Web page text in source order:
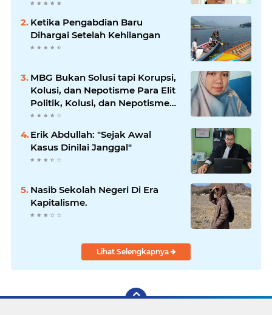
Mitigasi dan Penanganan
Bencana
Ketika Pengabdian Baru
Dihargai Setelah Kehilangan
MBG Bukan Solusi tapi Korupsi,
Kolusi, dan Nepotisme Para Elit
Politik, Kolusi, dan Nepotisme
Para Elit Politik
Erik Abdullah: "Sejak Awal
Kasus Dinilai Janggal"
Nasib Sekolah Negeri Di Era
Kapitalisme.
Lihat Selengkapnya